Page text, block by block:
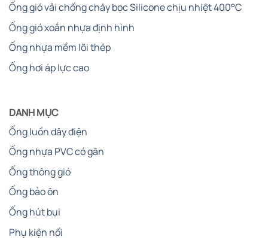
Ống gió vải chống cháy bọc Silicone chịu nhiệt 400°C
Ống gió xoắn nhựa định hình
Ống nhựa mềm lõi thép
Ống hơi áp lực cao
DANH MỤC
Ống luồn dây điện
Ống nhựa PVC có gân
Ống thông gió
Ống bảo ôn
Ống hút bụi
Phụ kiện nối